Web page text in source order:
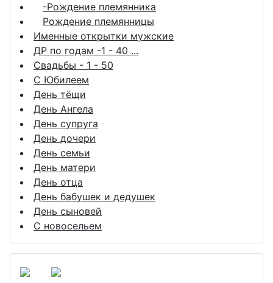
-Рождение племянника
Рождение племянницы
Именные открытки мужские
ДР по годам -1 - 40 ...
Свадьбы - 1 - 50
С Юбилеем
День тёщи
День Ангела
День супруга
День дочери
День семьи
День матери
День отца
День бабушек и дедушек
День сыновей
С новосельем